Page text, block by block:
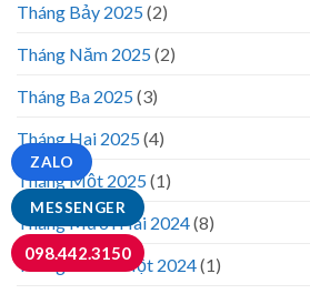
Tháng Bảy 2025(2)
Tháng Năm 2025(2)
Tháng Ba 2025(3)
Tháng Hai 2025(4)
Tháng Một 2025(1)
Tháng Mười Hai 2024(8)
Tháng Mười Một 2024(1)
MESSENGER
ZALO
098.442.3150